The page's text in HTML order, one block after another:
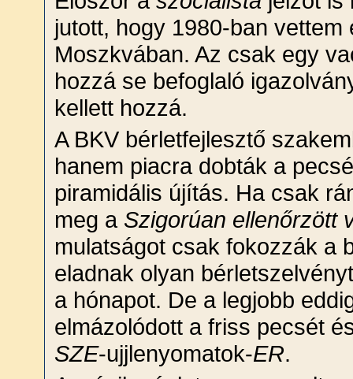
jutott, hogy 1980-ban
Moszkvában. Az csak egy
hozzá se befoglaló
kellett hozzá.
A BKV bérletfejlesztő
hanem piacra dobták a
piramidális újítás. Ha csak
meg a Szigorúan ellenőrzött
mulatságot csak fokozzák a
eladnak olyan
a hónapot. De a legjobb
elmázolódott a friss pecsét
SZE-ujjlenyomatok-ER.